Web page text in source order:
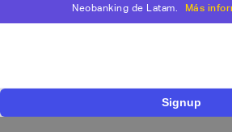
Neobanking de Latam. Más
Signup